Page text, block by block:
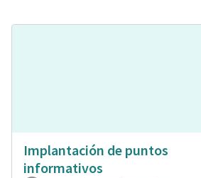
Implantación de puntos
informativos